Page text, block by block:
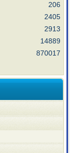
206
2405
2913
14889
870017